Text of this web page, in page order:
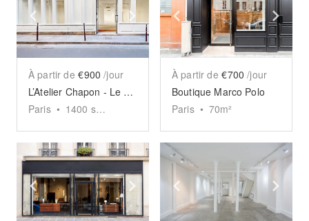
Show previous slideShow next slide
À partir de €900 /jour
L’Atelier Chapon - Le Marais
Paris • 1400 sq ft
Show previous slide
À partir de €700 /jour
Boutique Marco Polo
Paris • 70m²
Show previous slide Show next slideShow previous slide